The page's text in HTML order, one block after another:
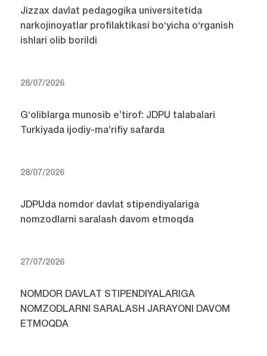
Jizzax davlat pedagogika universitetida
narkojinoyatlar profilaktikasi bo‘yicha o‘rganish
ishlari olib borildi
28/07/2026
G‘oliblarga munosib e’tirof: JDPU talabalari
Turkiyada ijodiy-ma’rifiy safarda
28/07/2026
JDPUda nomdor davlat stipendiyalariga
nomzodlarni saralash davom etmoqda
27/07/2026
NOMDOR DAVLAT STIPENDIYALARIGA
NOMZODLARNI SARALASH JARAYONI DAVOM
ETMOQDA